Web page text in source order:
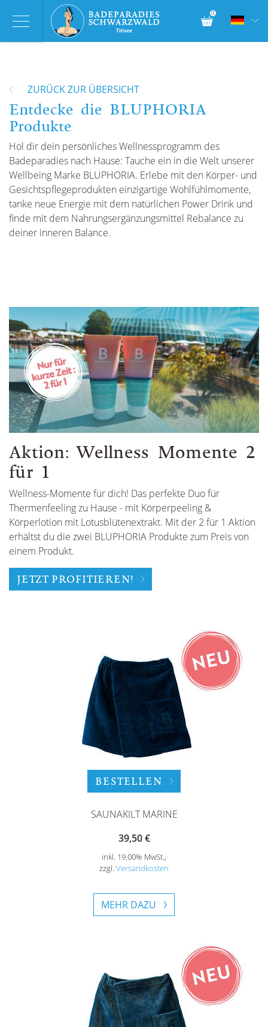
0
ZURÜCK ZUR ÜBERSICHT
Entdecke die BLUPHORIA
Produkte
Hol dir dein persönliches Wellnessprogramm des
Badeparadies nach Hause: Tauche ein in die Welt unserer
Wellbeing Marke BLUPHORIA. Erlebe mit den Körper- und
Gesichtspflegeprodukten einzigartige Wohlfühlmomente,
tanke neue Energie mit dem natürlichen Power Drink und
finde mit dem Nahrungsergänzungsmittel Rebalance zu
deiner inneren Balance.
Aktion: Wellness Momente 2
für 1
Wellness-Momente für dich! Das perfekte Duo für
Thermenfeeling zu Hause - mit Körperpeeling &
Körperlotion mit Lotusblütenextrakt. Mit der 2 für 1 Aktion
erhältst du die zwei BLUPHORIA Produkte zum Preis von
einem Produkt.
JETZT PROFITIEREN!
BESTELLEN
SAUNAKILT MARINE
39,50 €
inkl. 19.00% MwSt.,
zzgl. Versandkosten
MEHR DAZU
Gewähltes Motiv: gut-allg-11-25
Gewähltes Motiv: gut-allg-11-25
Gewähltes Motiv: gut-allg-11-25